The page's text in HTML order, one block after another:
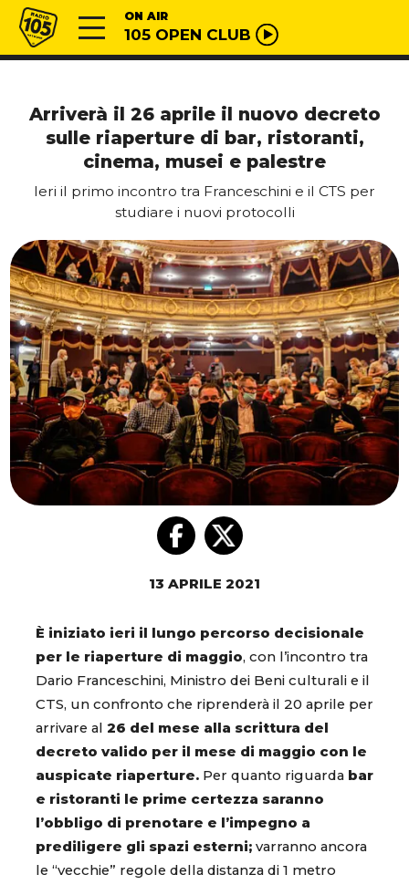
Vai al contenuto
Radio 105 ON AIR
105 OPEN CLUB
Arriverà il 26 aprile il nuovo decreto
sulle riaperture di bar, ristoranti,
cinema, musei e palestre
Ieri il primo incontro tra Franceschini e il CTS per
studiare i nuovi protocolli
13 APRILE 2021
È iniziato ieri il lungo percorso decisionale
per le riaperture di maggio, con l’incontro tra
Dario Franceschini, Ministro dei Beni culturali e il
CTS, un confronto che riprenderà il 20 aprile per
arrivare al 26 del mese alla scrittura del
decreto valido per il mese di maggio con le
auspicate riaperture. Per quanto riguarda bar
e ristoranti le prime certezza saranno
l’obbligo di prenotare e l’impegno a
prediligere gli spazi esterni; varranno ancora
le “vecchie” regole della distanza di 1 metro